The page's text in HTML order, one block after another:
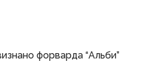
форварда “Альби”